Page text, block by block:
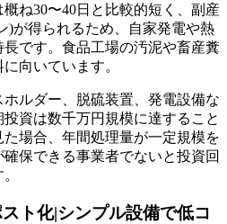
ね30〜40日と比較的短く、副産
)が得られるため、自家発電や熱
です。食品工場の汚泥や畜産糞
向いています。
ルダー、脱硫装置、発電設備な
資は数千万円規模に達すること
場合、年間処理量が一定規模を
保できる事業者でないと投資回
ト化|シンプル設備で低コ